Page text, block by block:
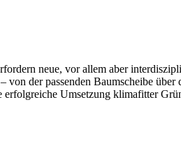
neue, vor allem aber
der passenden Baumscheibe über
Umsetzung klimafitter